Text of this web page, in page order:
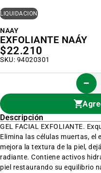
NAAY
$22.210
SKU: 94020301
EXFOLIANTE NAÁY
LIQUIDACIÓN
Descripción
GEL FACIAL EXFOLIANTE.
Elimina las células muertas, el
mejora la textura de la piel,
radiante. Contiene activos
piel restaurando su equilibrio
al
inicio
de
la
galería
de
imágenes